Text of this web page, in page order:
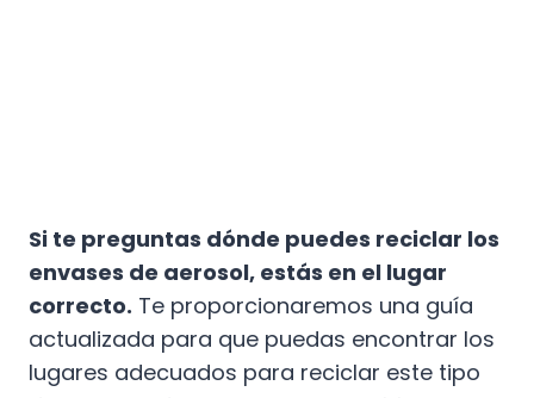
Si te preguntas dónde puedes reciclar los
envases de aerosol, estás en el lugar
correcto. Te proporcionaremos una guía
actualizada para que puedas encontrar los
lugares adecuados para reciclar este tipo